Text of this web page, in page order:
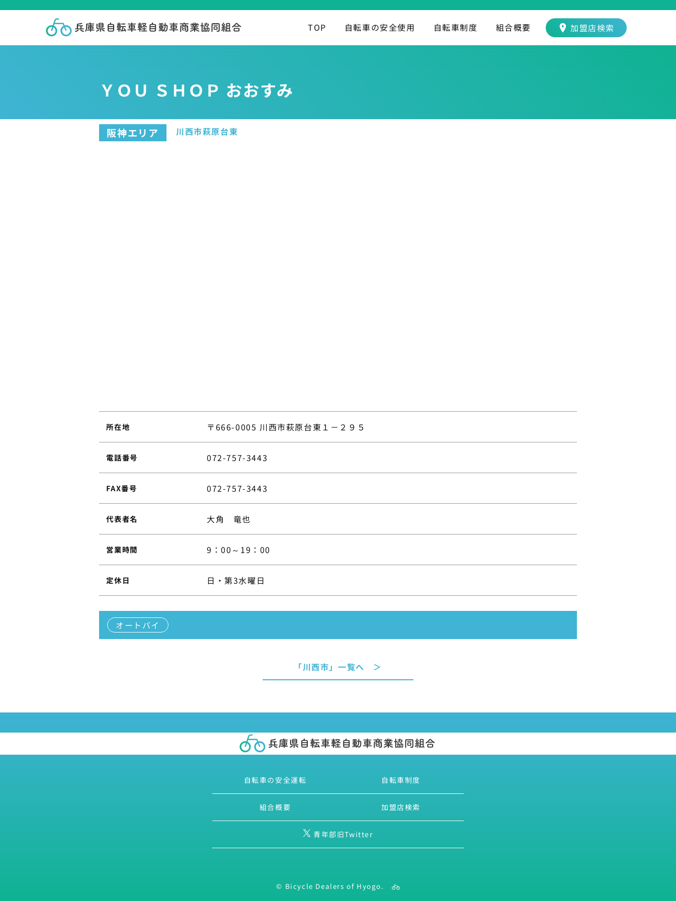
TOP 自転車の安全使用 自転車制度 組合概要 加盟店検索
ＹＯＵ ＳＨＯＰ おおすみ
阪神エリア 川西市萩原台東
所在地 〒666-0005 川西市萩原台東１－２９５
電話番号 072-757-3443
FAX番号 072-757-3443
代表者名 大角 竜也
営業時間 9：00～19：00
定休日 日・第3水曜日
オートバイ
「川西市」一覧へ ＞
自転車の安全運転 自転車制度
組合概要 加盟店検索
青年部旧Twitter
© Bicycle Dealers of Hyogo.